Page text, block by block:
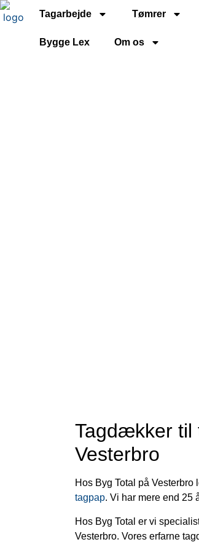
Tagarbejde Tømrer
Bygge Lex Om os
Tagdækker til
Vesterbro
Hos Byg Total på Vesterbro
tagpap. Vi har mere end 25
Hos Byg Total er vi
Vesterbro. Vores erfarne